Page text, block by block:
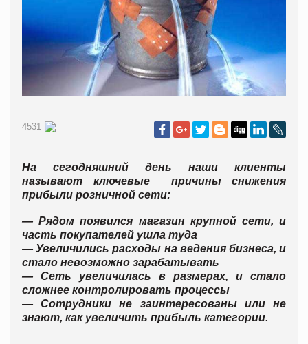
4531
На сегодняшний день наши клиенты
называют ключевые причины снижения
прибыли розничной сети:
— Рядом появился магазин крупной сети, и
часть покупателей ушла туда
— Увеличились расходы на ведения бизнеса, и
стало невозможно зарабатывать
— Сеть увеличилась в размерах, и стало
сложнее контролировать процессы
— Сотрудники не заинтересованы или не
знают, как увеличить прибыль категории.